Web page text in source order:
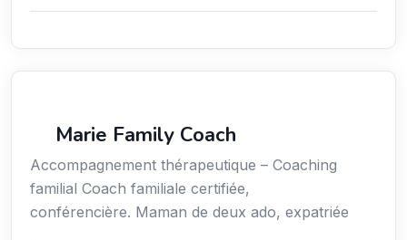
Marie Family Coach
Accompagnement thérapeutique – Coaching
familial Coach familiale certifiée,
conférencière. Maman de deux ado, expatriée